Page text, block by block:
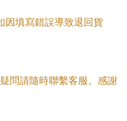
因填寫錯誤導致退回貨
問請隨時聯繫客服。感謝